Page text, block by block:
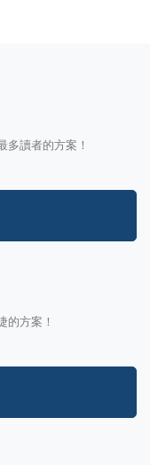
讀者的方案！
方案！